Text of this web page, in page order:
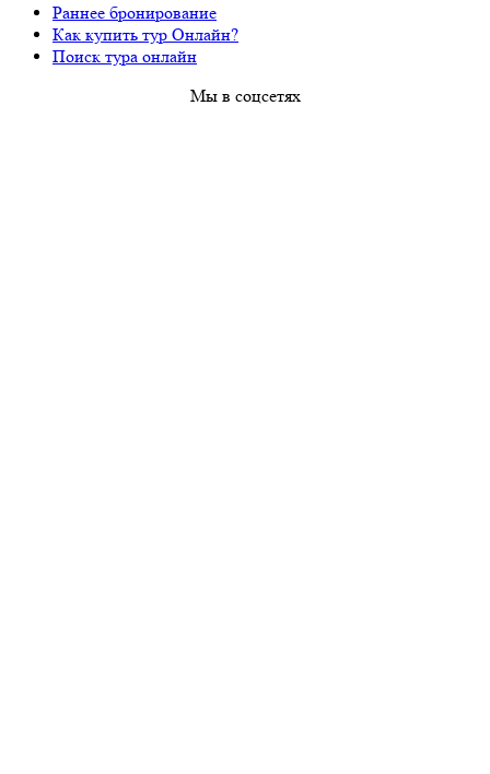
Раннее бронирование
Как купить тур Онлайн?
Поиск тура онлайн
Мы в соцсетях